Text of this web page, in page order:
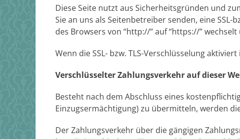
Diese Seite nutzt aus Sicherheitsgründen und
Sie an uns als Seitenbetreiber senden, eine SSL-
des Browsers von “http://” auf “https://”
Wenn die SSL- bzw. TLS-Verschlüsselung
Verschlüsselter Zahlungsverkehr auf dieser
Besteht nach dem Abschluss eines
Einzugsermächtigung) zu übermitteln, werden
Der Zahlungsverkehr über die gängigen